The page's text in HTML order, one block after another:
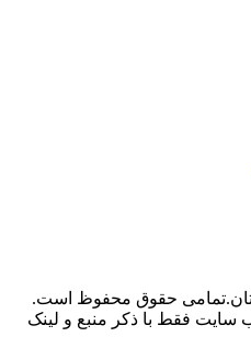
سایت فقط با ذکر منبع و لینک